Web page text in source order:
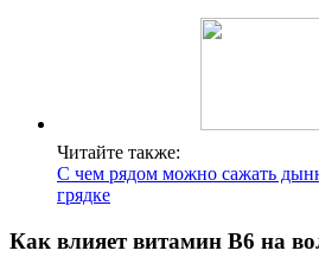
Читайте также:
С чем рядом можно сажать
грядке
Как влияет витамин B6 на